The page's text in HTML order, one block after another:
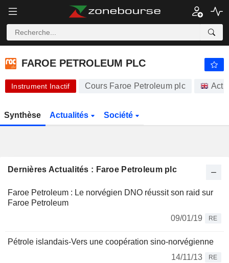
FAROE PETROLEUM PLC - p -
FAROE PETROLEUM PLC
Instrument Inactif Cours Faroe Petroleum plc
Synthèse Actualités Société
Dernières Actualités : Faroe Petroleum plc
Faroe Petroleum : Le norvégien DNO réussit son raid sur
Faroe Petroleum
09/01/19
RE
Pétrole islandais-Vers une coopération sino-norvégienne
14/11/13
RE